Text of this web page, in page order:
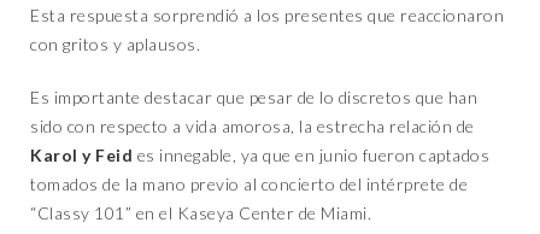
Esta respuesta sorprendió a los presentes que reaccionaron
con gritos y aplausos.
Es importante destacar que pesar de lo discretos que han
sido con respecto a vida amorosa, la estrecha relación de
Karol y Feid es innegable, ya que en junio fueron captados
tomados de la mano previo al concierto del intérprete de
“Classy 101” en el Kaseya Center de Miami.